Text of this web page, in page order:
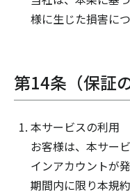
様に生じた損害に
第14条（保証
本サービスの利用
お客様は、本サー
インアカウントが
期間内に限り本規